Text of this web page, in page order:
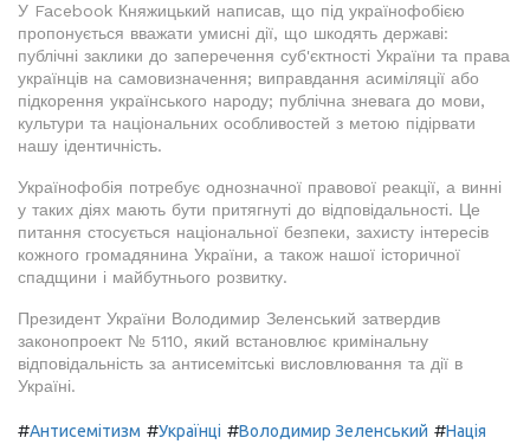
У Facebook Княжицький написав, що під українофобією
пропонується вважати умисні дії, що шкодять державі:
публічні заклики до заперечення суб'єктності України та права
українців на самовизначення; виправдання асиміляції або
підкорення українського народу; публічна зневага до мови,
культури та національних особливостей з метою підірвати
нашу ідентичність.
Українофобія потребує однозначної правової реакції, а винні
у таких діях мають бути притягнуті до відповідальності. Це
питання стосується національної безпеки, захисту інтересів
кожного громадянина України, а також нашої історичної
спадщини і майбутнього розвитку.
Президент України Володимир Зеленський затвердив
законопроект № 5110, який встановлює кримінальну
відповідальність за антисемітські висловлювання та дії в
Україні.
#Антисемітизм #Українці #Володимир Зеленський #Нація